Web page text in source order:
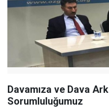
Davamıza ve Dava
Sorumluluğumuz